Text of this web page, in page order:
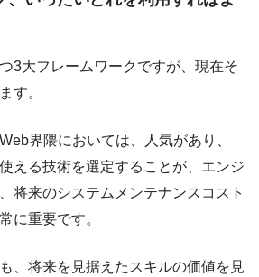
3大フレームワークですが、現在そ
す。
界隈においては、人気があり、
える技術を選定することが、エンジ
将来のシステムメンテナンスコスト
に重要です。
、将来を見据えたスキルの価値を見